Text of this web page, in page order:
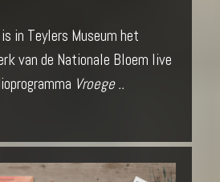
in Teylers Museum het
van de Nationale Bloem live
Vroege ..